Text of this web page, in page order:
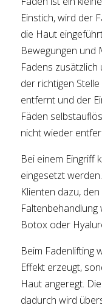
Einstich, wird der
die Haut
Bewegungen und
Fadens
der richtigen
entfernt und der
Fäden
nicht wieder
Bei einem Eingriff
eingesetzt
Klienten dazu,
Botox oder
Beim Fadenlifting
Effekt erzeugt,
Haut angeregt.
dadurch wird